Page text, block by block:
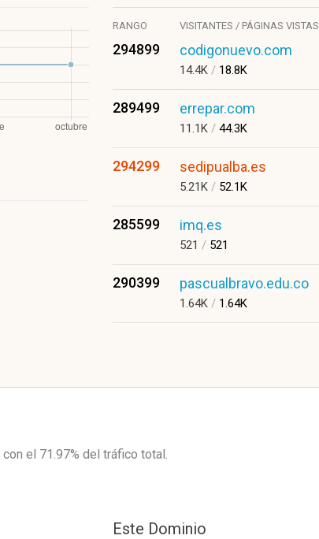
RANGO VISITANTES / PÁGINAS VISTAS
294899 codigonuevo.com
14.4K / 18.8K
289499 errepar.com
11.1K / 44.3K
294299 sedipualba.es
5.21K / 52.1K
285599 imq.es
521 / 521
290399 pascualbravo.edu.co
1.64K / 1.64K
con el 71.97% del tráfico total.
Este Dominio